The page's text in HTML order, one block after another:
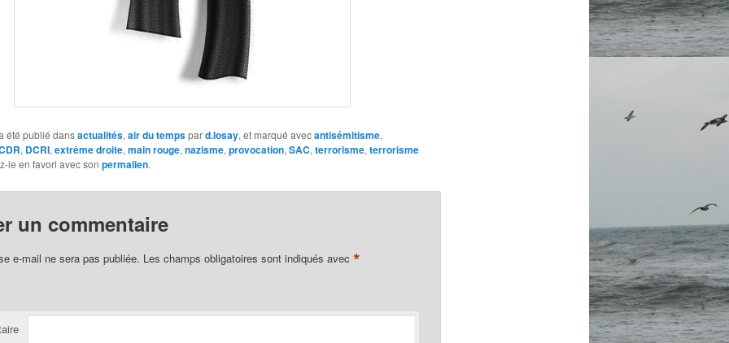
été publié dansactualités, air du tempspard.losay, et marqué avecantisémitisme,
, DCRI, extrême droite, main rouge, nazisme, provocation, SAC, terrorisme, terrorisme
le en favori avec son permalien.
un commentaire
e-mail ne sera pas publiée. Les champs obligatoires sont indiqués avec *